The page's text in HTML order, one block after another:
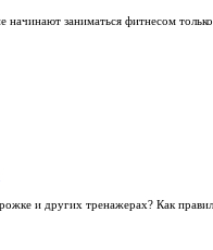
заниматься фитнесом
и других тренажерах? Как